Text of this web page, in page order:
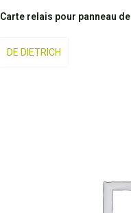
Carte relais pour panneau
DE DIETRICH